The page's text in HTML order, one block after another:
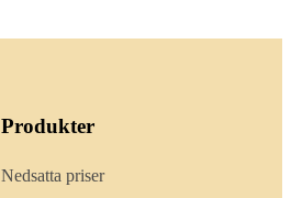
Produkter
Nedsatta priser